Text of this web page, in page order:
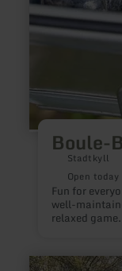
Boule-
Stadtkyll
Open today
Fun for
well-
relaxed
learn